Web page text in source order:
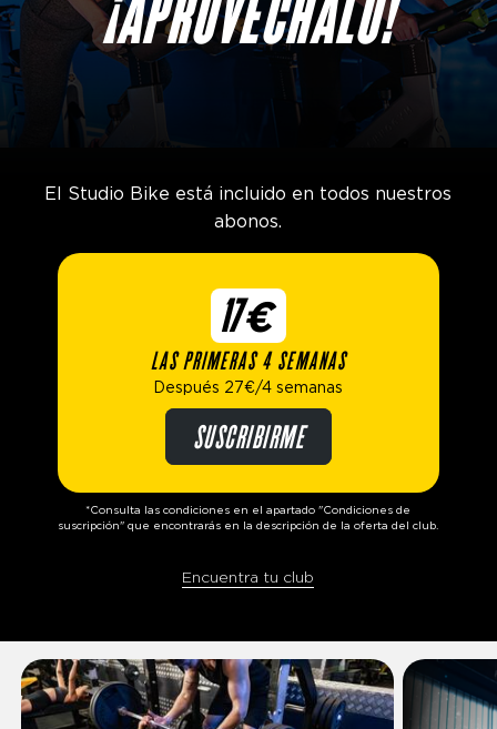
¡APROVÉCHALO!
El Studio Bike está incluido en todos nuestros
abonos.
17€
LAS PRIMERAS 4 SEMANAS
Después 27€/4 semanas
SUSCRIBIRME
*Consulta las condiciones en el apartado "Condiciones de
suscripción" que encontrarás en la descripción de la oferta del club.
Encuentra tu club